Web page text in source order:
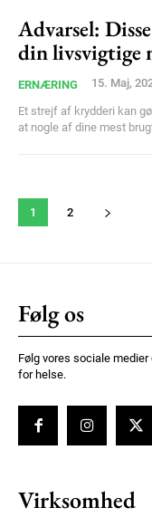
Advarsel:
din livsvigtige
ERNÆRING 15. Maj,
Et strejf af krydderi kan
at nogle af dine mest
1 2
Følg os
Følg vores sociale
for helse.
Virksomhed